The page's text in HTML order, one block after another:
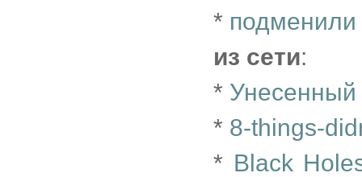
*
из сети:
*
* 8-things-
* Black